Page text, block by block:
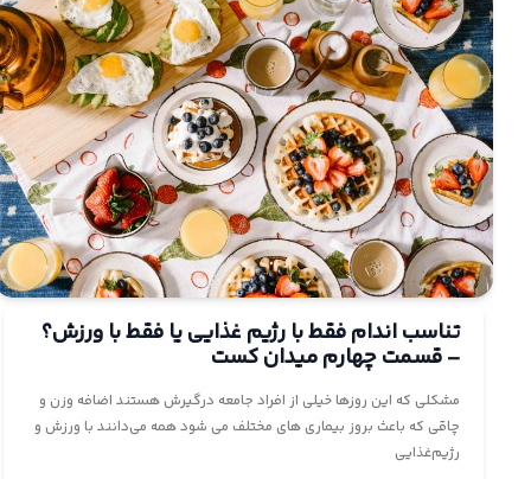
تناسب اندام فقط با رژیم غذایی یا فقط با ورزش؟
– قسمت چهارم میدان کست
مشکلی که این روز‌ها خیلی از افراد جامعه درگیرش هستند اضافه وزن و
چاقی که باعث بروز بیماری های مختلف می شود همه می‌دانند با ورزش و
رژیم‌غذایی